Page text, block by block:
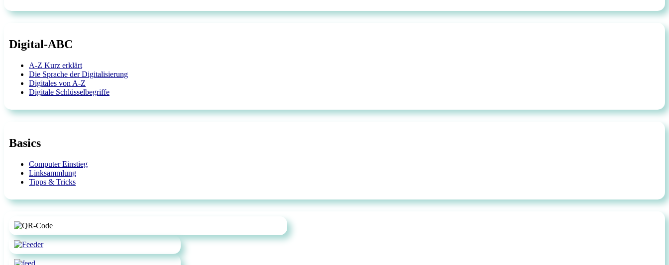
Digital-ABC
A-Z Kurz erklärt
Die Sprache der Digitalisierung
Digitales von A-Z
Digitale Schlüsselbegriffe
Basics
Computer Einstieg
Linksammlung
Tipps & Tricks